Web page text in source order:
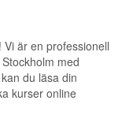
är en professionell
med
du läsa din
kurser online